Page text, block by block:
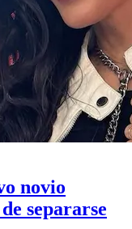
novio
separarse